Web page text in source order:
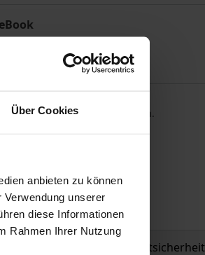
Über Cookies
anbieten zu können
unserer
diese Informationen
Rahmen Ihrer Nutzung
eBook
MwSt. an der Kasse variieren.
Produktsicherheit